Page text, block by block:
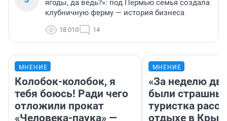
ягоды, да ведь?»: под Пермью семья создала
клубничную ферму — история бизнеса
18 010 14
МНЕНИЕ
Колобок-колобок, я
тебя боюсь! Ради чего
отложили прокат
«Человека-паука» —
МНЕНИЕ
«За неделю
были
туристка
отдыхе в